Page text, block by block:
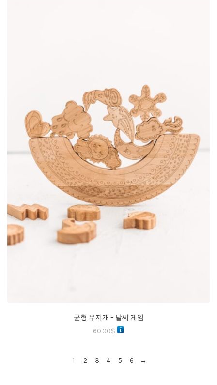
균형 무지개 – 날씨 게임
60.00$
1 2 3 4 5 6 →